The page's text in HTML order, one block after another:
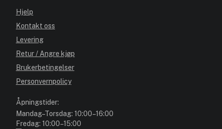
Hjelp
Kontakt oss
Levering
Retur / Angre kjøp
Brukerbetingelser
Personvernpolicy
Åpningstider:
Mandag–Torsdag: 10:00–16:00
Fredag: 10:00–15:00